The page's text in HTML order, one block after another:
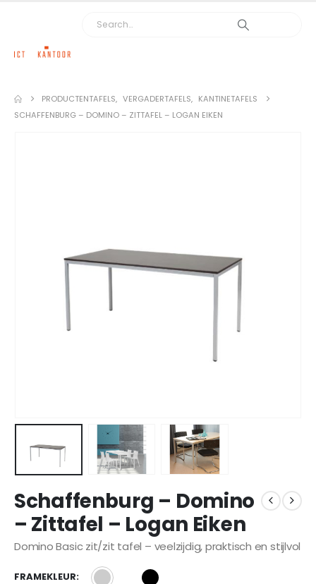
PRODUCTENTAFELS, VERGADERTAFELS, KANTINETAFELS
SCHAFFENBURG – DOMINO – ZITTAFEL – LOGAN EIKEN
Schaffenburg – Domino
– Zittafel – Logan Eiken
Domino Basic zit/zit tafel – veelzijdig, praktisch en stijlvol
FRAMEKLEUR